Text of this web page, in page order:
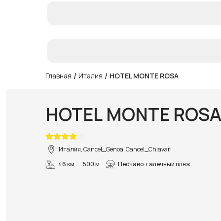
Главная / Италия / HOTEL MONTE ROSA
HOTEL MONTE ROSA
Италия, Cancel_Genoa, Cancel_Chiavari
46 км
500 м Песчано-галечный пляж